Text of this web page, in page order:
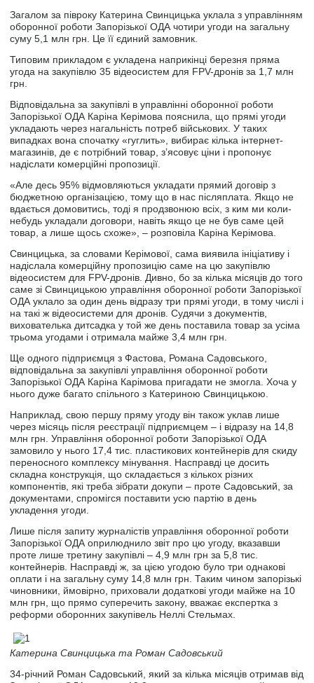
Загалом за півроку Катерина Свинцицька уклала з управлінням
оборонної роботи Запорізької ОДА чотири угоди на загальну
суму 5,1 млн грн. Це її єдиний замовник.
Типовим прикладом є укладена наприкінці березня пряма
угода на закупівлю 35 відеосистем для FPV-дронів за 1,7 млн
грн.
Відповідальна за закупівлі в управлінні оборонної роботи
Запорізької ОДА Каріна Керімова пояснила, що прямі угоди
укладають через нагальність потреб військових. У таких
випадках вона спочатку «гуглить», вибирає кілька інтернет-
магазинів, де є потрібний товар, з’ясовує ціни і пропонує
надіслати комерційні пропозиції.
«Але десь 95% відмовляються укладати прямий договір з
бюджетною організацією, тому що в нас післяплата. Якщо не
вдається домовитись, тоді я продзвонюю всіх, з ким ми коли-
небудь укладали договори, навіть якщо це не був саме цей
товар, а лише щось схоже», – розповіла Каріна Керімова.
Свинцицька, за словами Керімової, сама виявила ініціативу і
надіслала комерційну пропозицію саме на цю закупівлю
відеосистем для FPV-дронів. Дивно, бо за кілька місяців до того
саме зі Свинцицькою управління оборонної роботи Запорізької
ОДА уклало за один день відразу три прямі угоди, в тому числі і
на такі ж відеосистеми для дронів. Судячи з документів,
вихователька дитсадка у той же день поставила товар за усіма
трьома угодами і отримала майже 3,4 млн грн.
Ще одного підприємця з Фастова, Романа Садовського,
відповідальна за закупівлі управління оборонної роботи
Запорізької ОДА Каріна Карімова пригадати не змогла. Хоча у
нього дуже багато спільного з Катериною Свинцицькою.
Наприклад, свою першу пряму угоду він також уклав лише
через місяць після реєстрації підприємцем – і відразу на 14,8
млн грн. Управління оборонної роботи Запорізької ОДА
замовило у нього 17,4 тис. пластикових контейнерів для скиду
переносного комплексу мінування. Насправді це досить
складна конструкція, що складається з кількох різних
компонентів, які треба зібрати докупи – проте Садовський, за
документами, спромігся поставити усю партію в день
укладення угоди.
Лише після запиту журналістів управління оборонної роботи
Запорізької ОДА оприлюднило звіт про цю угоду, вказавши
проте лише третину закупівлі – 4,9 млн грн за 5,8 тис.
контейнерів. Насправді ж, за цією угодою було три однакові
оплати і на загальну суму 14,8 млн грн. Таким чином запорізькі
чиновники, ймовірно, приховали додаткові угоди майже на 10
млн грн, що прямо суперечить закону, вважає експертка з
реформи оборонних закупівель Неллі Стельмах.
Катерина Свинцицька та Роман Садовський
34-річний Роман Садовський, який за кілька місяців отримав від